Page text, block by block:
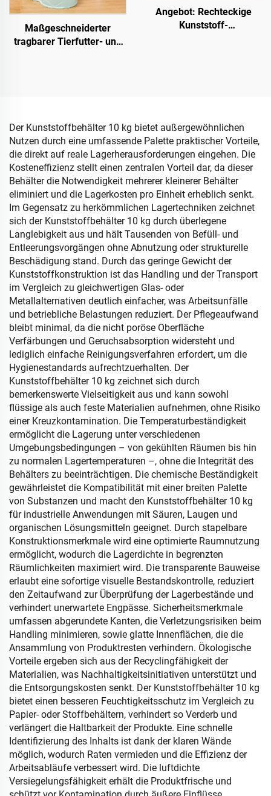
Maßgeschneiderter
tragbarer Tierfutter- und
hergestellt aus Kunststoff
Angebot: Rechteckige
Kunststoff-
Der Kunststoffbehälter 10 kg bietet außergewöhnlichen
Nutzen durch eine umfassende Palette praktischer Vorteile,
die direkt auf reale Lagerherausforderungen eingehen. Die
Kosteneffizienz stellt einen zentralen Vorteil dar, da dieser
Behälter die Notwendigkeit mehrerer kleinerer Behälter
eliminiert und die Lagerkosten pro Einheit erheblich senkt.
Im Gegensatz zu herkömmlichen Lagertechniken zeichnet
sich der Kunststoffbehälter 10 kg durch überlegene
Langlebigkeit aus und hält Tausenden von Befüll- und
Entleerungsvorgängen ohne Abnutzung oder strukturelle
Beschädigung stand. Durch das geringe Gewicht der
Kunststoffkonstruktion ist das Handling und der Transport
im Vergleich zu gleichwertigen Glas- oder
Metallalternativen deutlich einfacher, was Arbeitsunfälle
und betriebliche Belastungen reduziert. Der Pflegeaufwand
bleibt minimal, da die nicht poröse Oberfläche
Verfärbungen und Geruchsabsorption widersteht und
lediglich einfache Reinigungsverfahren erfordert, um die
Hygienestandards aufrechtzuerhalten. Der
Kunststoffbehälter 10 kg zeichnet sich durch
bemerkenswerte Vielseitigkeit aus und kann sowohl
flüssige als auch feste Materialien aufnehmen, ohne Risiko
einer Kreuzkontamination. Die Temperaturbeständigkeit
ermöglicht die Lagerung unter verschiedenen
Umgebungsbedingungen – von gekühlten Räumen bis hin
zu normalen Lagertemperaturen –, ohne die Integrität des
Behälters zu beeinträchtigen. Die chemische Beständigkeit
gewährleistet die Kompatibilität mit einer breiten Palette
von Substanzen und macht den Kunststoffbehälter 10 kg
für industrielle Anwendungen mit Säuren, Laugen und
organischen Lösungsmitteln geeignet. Durch stapelbare
Konstruktionsmerkmale wird eine optimierte Raumnutzung
ermöglicht, wodurch die Lagerdichte in begrenzten
Räumlichkeiten maximiert wird. Die transparente Bauweise
erlaubt eine sofortige visuelle Bestandskontrolle, reduziert
den Zeitaufwand zur Überprüfung der Lagerbestände und
verhindert unerwartete Engpässe. Sicherheitsmerkmale
umfassen abgerundete Kanten, die Verletzungsrisiken beim
Handling minimieren, sowie glatte Innenflächen, die die
Ansammlung von Produktresten verhindern. Ökologische
Vorteile ergeben sich aus der Recyclingfähigkeit der
Materialien, was Nachhaltigkeitsinitiativen unterstützt und
die Entsorgungskosten senkt. Der Kunststoffbehälter 10 kg
bietet einen besseren Feuchtigkeitsschutz im Vergleich zu
Papier- oder Stoffbehältern, verhindert so Verderb und
verlängert die Haltbarkeit der Produkte. Eine schnelle
Identifizierung des Inhalts ist dank der klaren Wände
möglich, wodurch Raten vermieden und die Effizienz der
Arbeitsabläufe verbessert wird. Die luftdichte
Versiegelungsfähigkeit erhält die Produktfrische und